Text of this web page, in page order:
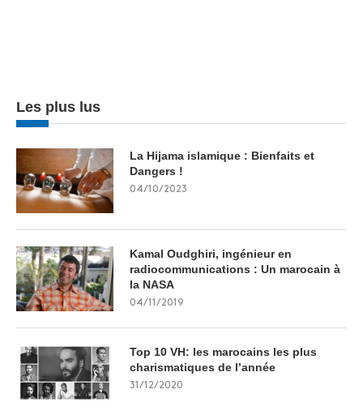
Les plus lus
La Hijama islamique : Bienfaits et
Dangers !
04/10/2023
Kamal Oudghiri, ingénieur en
radiocommunications : Un marocain à
la NASA
04/11/2019
Top 10 VH: les marocains les plus
charismatiques de l’année
31/12/2020